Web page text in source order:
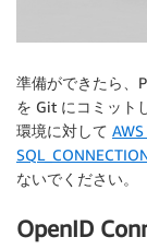
準備ができたら、
を Git にコミット
環境に対して
ないでください。
OpenID